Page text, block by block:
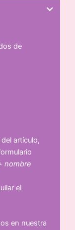
de
artículo,
nombre
el
en nuestra